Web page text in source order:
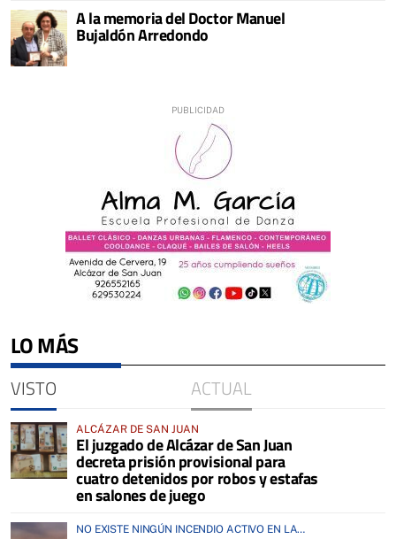
A la memoria del Doctor Manuel
Bujaldón Arredondo
LO MÁS
VISTO ACTUAL
ALCÁZAR DE SAN JUAN
El juzgado de Alcázar de San Juan
decreta prisión provisional para
cuatro detenidos por robos y estafas
en salones de juego
NO EXISTE NINGÚN INCENDIO ACTIVO EN LA